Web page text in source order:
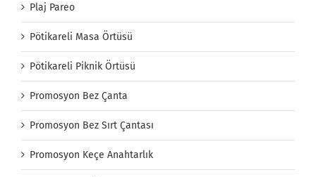
Plaj Pareo
Pötikareli Masa Örtüsü
Pötikareli Piknik Örtüsü
Promosyon Bez Çanta
Promosyon Bez Sırt Çantası
Promosyon Keçe Anahtarlık